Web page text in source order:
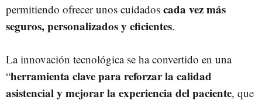
permitiendo ofrecer unos cuidados cada vez más
seguros, personalizados y eficientes.
La innovación tecnológica se ha convertido en una
“herramienta clave para reforzar la calidad
asistencial y mejorar la experiencia del paciente, que